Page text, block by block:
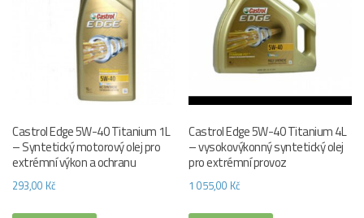
Castrol Edge 5W-40 Titanium 1L
– Syntetický motorový olej pro
extrémní výkon a ochranu
293,00 Kč
Castrol Edge 5W-40 Titanium 4L
– vysokovýkonný syntetický olej
pro extrémní provoz
1 055,00 Kč